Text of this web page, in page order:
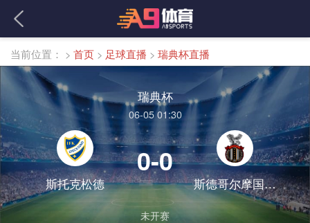
当前位置： > 首页 > 足球直播 > 瑞典杯直播
瑞典杯
06-05 01:30
斯托克松德
0-0
斯德哥尔摩国际俱乐部
未开赛